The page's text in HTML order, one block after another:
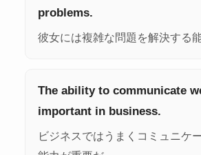
problems.
彼女には複雑な問題を解決する
The ability to communicate
important in business.
ビジネスではうまくコミュニケ